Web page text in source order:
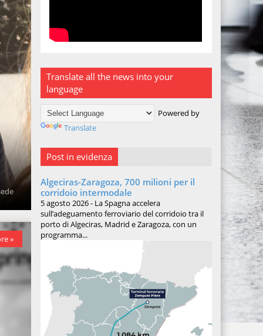
»
Translate all the news into your
language
Powered by
Translate
Post in evidenza
Algeciras-Zaragoza, 700 milioni per il
corridoio intermodale
5 agosto 2026 - La Spagna accelera
sull’adeguamento ferroviario del corridoio tra il
porto di Algeciras, Madrid e Zaragoza, con un
programma...